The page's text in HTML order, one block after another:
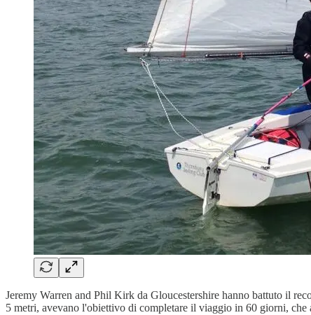
Jeremy Warren and Phil Kirk da Gloucestershire hanno battuto il
5 metri, avevano l'obiettivo di completare il viaggio in 60 giorni,